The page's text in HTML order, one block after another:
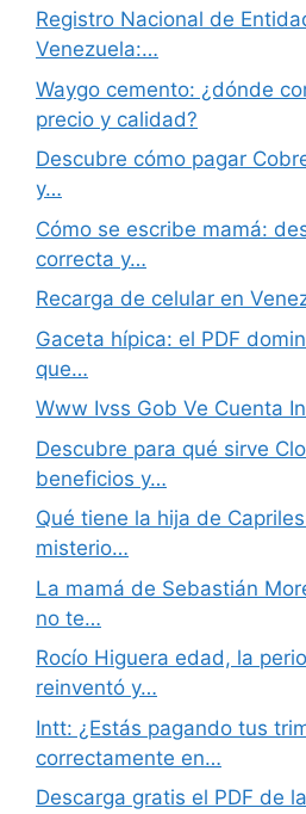
Registro Nacional de
Venezuela:…
Waygo cemento: ¿dónde
precio y calidad?
Descubre cómo pagar
y…
Cómo se escribe mamá:
correcta y…
Recarga de celular en
Gaceta hípica: el PDF
que…
Www Ivss Gob Ve Cuenta
Descubre para qué sirve
beneficios y…
Qué tiene la hija de
misterio…
La mamá de Sebastián
no te…
Rocío Higuera edad, la
reinventó y…
Intt: ¿Estás pagando tus
correctamente en…
Descarga gratis el PDF de